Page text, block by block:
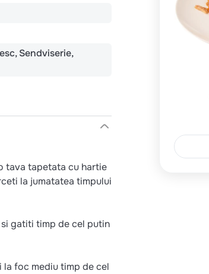
Sendviserie
tava tapetata cu hartie
la jumatatea timpului
gatiti timp de cel putin
foc mediu timp de cel